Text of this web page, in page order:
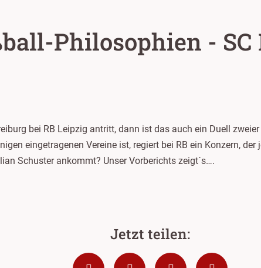
Philosophien -
bei RB Leipzig antritt, dann ist das auch ein Duell
eingetragenen Vereine ist, regiert bei RB ein Konzern,
Schuster ankommt? Unser Vorberichts zeigt´s….